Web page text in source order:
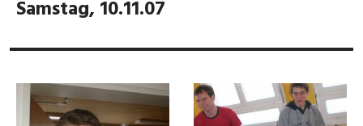
Samstag, 10.11.07